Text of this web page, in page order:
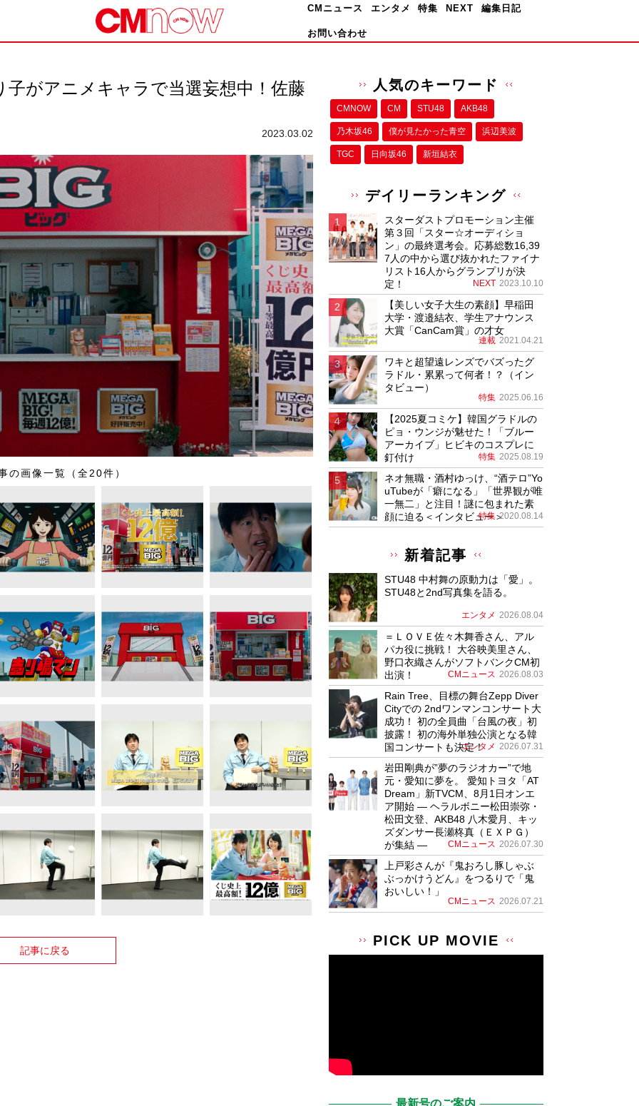
CMニュース エンタメ 特集 NEXT 編集日記
お問い合わせ
子がアニメキャラで当選妄想中！佐藤
2023.03.02
の画像一覧（全20件）
記事に戻る
人気のキーワード
CMNOW CM STU48 AKB48
乃木坂46 僕が⾒たかった⻘空 浜辺美波
TGC 日向坂46 新垣結衣
デイリーランキング
スターダストプロモーション主催
第３回「スター☆オーディショ
ン」の最終選考会。応募総数16,39
7人の中から選び抜かれたファイナ
リスト16人からグランプリが決
定！
NEXT 2023.10.10
【美しい女子大生の素顔】早稲田
大学・渡邉結衣、学生アナウンス
大賞「CanCam賞」の才女
連載 2021.04.21
ワキと超望遠レンズでバズったグ
ラドル・累累って何者！？（イン
タビュー）
特集 2025.06.16
【2025夏コミケ】韓国グラドルの
ピョ・ウンジが魅せた！「ブルー
アーカイブ」ヒビキのコスプレに
釘付け
特集 2025.08.19
ネオ無職・酒村ゆっけ、“酒テロ”Yo
uTubeが「癖になる」「世界観が唯
一無二」と注目！謎に包まれた素
顔に迫る＜インタビュー＞
特集 2020.08.14
新着記事
STU48 中村舞の原動力は「愛」。
STU48と2nd写真集を語る。
エンタメ 2026.08.04
＝ＬＯＶＥ佐々木舞香さん、アル
パカ役に挑戦！ 大谷映美里さん、
野口衣織さんがソフトバンクCM初
出演！
CMニュース 2026.08.03
Rain Tree、目標の舞台Zepp Diver
Cityでの 2ndワンマンコンサート大
成功！ 初の全員曲「台風の夜」初
披露！ 初の海外単独公演となる韓
国コンサートも決定！
エンタメ 2026.07.31
岩田剛典が”夢のラジオカー”で地
元・愛知に夢を。 愛知トヨタ「AT
Dream」新TVCM、8月1日オンエ
ア開始 ― ヘラルボニー松田崇弥・
松田文登、AKB48 八木愛月、キッ
ズダンサー長瀬柊真（ＥＸＰＧ）
が集結 ―
CMニュース 2026.07.30
上戸彩さんが『鬼おろし豚しゃぶ
ぶっかけうどん』をつるりで「鬼
おいしい！」
CMニュース 2026.07.21
PICK UP MOVIE
最新号のご案内